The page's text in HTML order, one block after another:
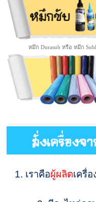
หมึก Durasub หรือ หมึก
1. เราคือผู้ผลิตเครื่